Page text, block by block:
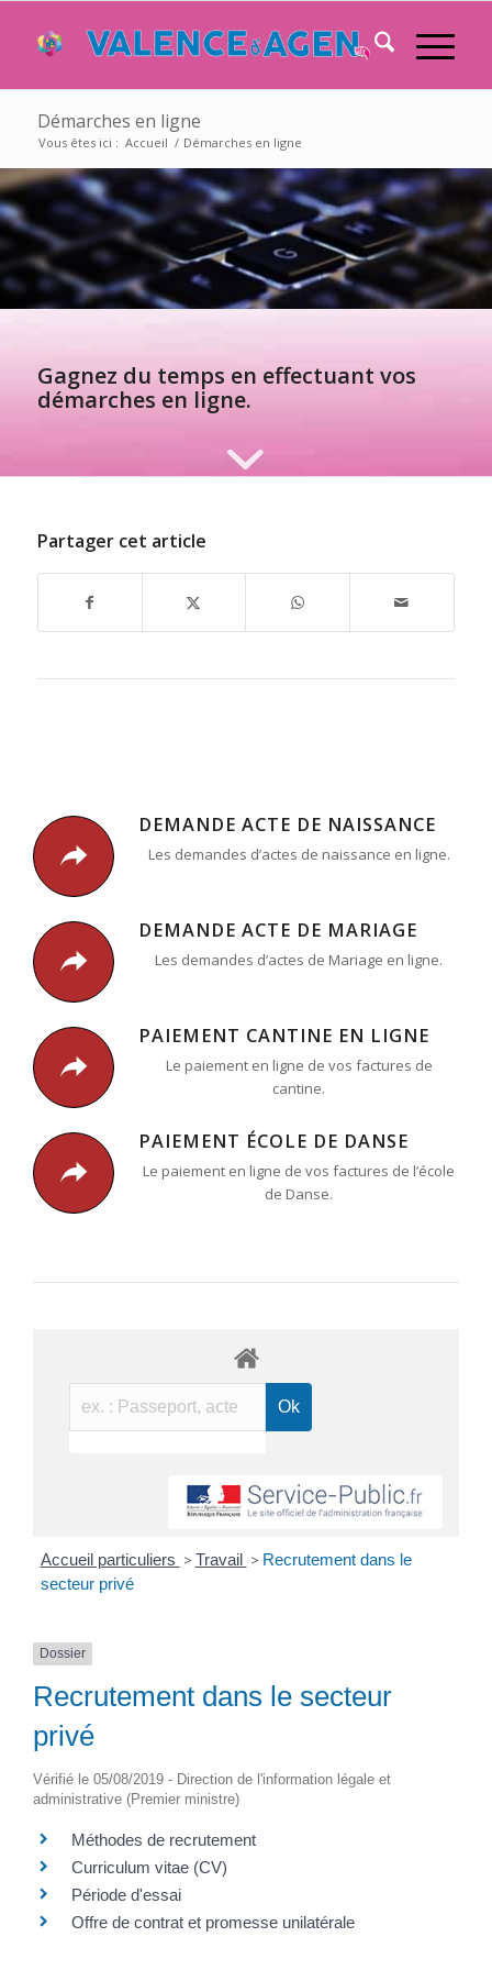
Démarches en ligne
Vous êtes ici : Accueil / Démarches en ligne
Gagnez du temps en effectuant vos
démarches en ligne.
Partager cet article
DEMANDE ACTE DE NAISSANCE
Les demandes d’actes de naissance en ligne.
DEMANDE ACTE DE MARIAGE
Les demandes d’actes de Mariage en ligne.
PAIEMENT CANTINE EN LIGNE
Le paiement en ligne de vos factures de
cantine.
PAIEMENT ÉCOLE DE DANSE
Le paiement en ligne de vos factures de l’école
de Danse.
Accueil particuliers > Travail > Recrutement dans le
secteur privé
Dossier
Recrutement dans le secteur
privé
Vérifié le 05/08/2019 - Direction de l'information légale et
administrative (Premier ministre)
Méthodes de recrutement
Curriculum vitae (CV)
Période d'essai
Offre de contrat et promesse unilatérale